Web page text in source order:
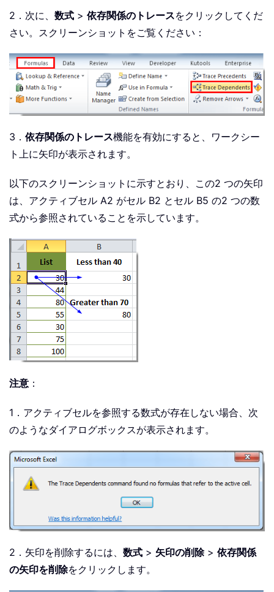
2．次に、 数式 > 依存関係のトレースをクリックしてくだ
さい。スクリーンショットをご覧ください：
3． 依存関係のトレース機能を有効にすると、ワークシー
ト上に矢印が表示されます。
以下のスクリーンショットに示すとおり、この2 つの矢印
は、アクティブセル A2 がセル B2 とセル B5 の2 つの数
式から参照されていることを示しています。
注意 ：
1．アクティブセルを参照する数式が存在しない場合、次
のようなダイアログボックスが表示されます。
2．矢印を削除するには、 数式 > 矢印の削除> 依存関係
の矢印を削除をクリックします。